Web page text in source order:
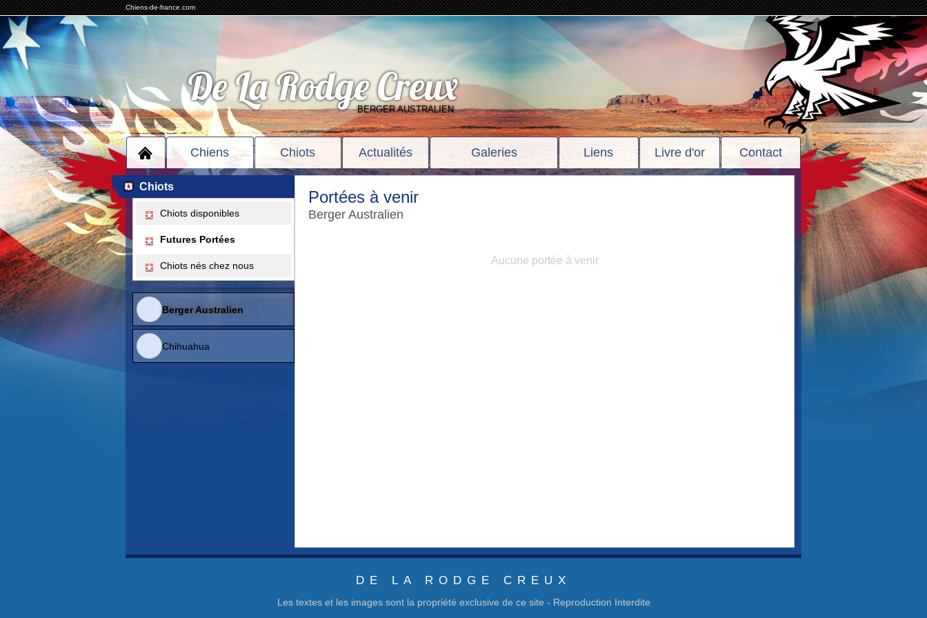
Chiens-de-france.com
De La Rodge Creux
BERGER AUSTRALIEN
Chiens Chiots Actualités Galeries Liens Livre d'or Contact
Chiots
Chiots disponibles
Futures Portées
Chiots nés chez nous
Berger Australien
Chihuahua
Portées à venir
Berger Australien
Aucune portée à venir
DE LA RODGE CREUX
Les textes et les images sont la propriété exclusive de ce site - Reproduction Interdite